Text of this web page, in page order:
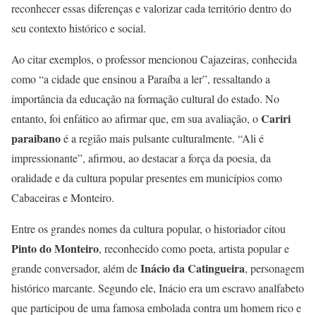
reconhecer essas diferenças e valorizar cada território dentro do
seu contexto histórico e social.
Ao citar exemplos, o professor mencionou Cajazeiras, conhecida
como “a cidade que ensinou a Paraíba a ler”, ressaltando a
importância da educação na formação cultural do estado. No
entanto, foi enfático ao afirmar que, em sua avaliação, oCariri
paraibanoé a região mais pulsante culturalmente. “Ali é
impressionante”, afirmou, ao destacar a força da poesia, da
oralidade e da cultura popular presentes em municípios como
Cabaceiras e Monteiro.
Entre os grandes nomes da cultura popular, o historiador citou
Pinto do Monteiro, reconhecido como poeta, artista popular e
grande conversador, além deInácio da Catingueira, personagem
histórico marcante. Segundo ele, Inácio era um escravo analfabeto
que participou de uma famosa embolada contra um homem rico e